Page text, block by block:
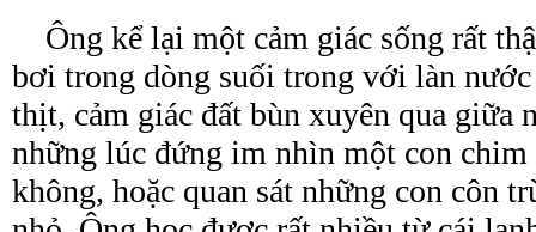
Ông kể lại một cảm giác sống rất
bơi trong dòng suối trong với làn
thịt, cảm giác đất bùn xuyên qua giữa
những lúc đứng im nhìn một con
không, hoặc quan sát những con côn